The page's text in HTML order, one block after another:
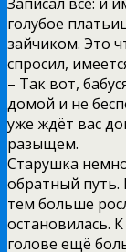
голубое
зайчиком. Это
спросил,
– Так вот,
домой и не
уже ждёт вас
разыщем.
Старушка
обратный
тем больше
остановилась.
голове ещё